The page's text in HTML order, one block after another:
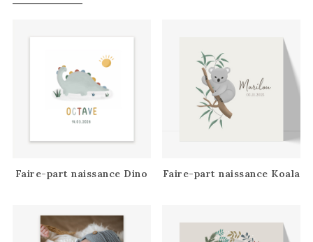
Faire-part naissance Dino Faire-part naissance Koala